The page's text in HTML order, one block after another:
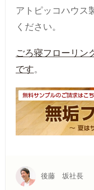
アトピッコハウス
ください。
ごろ寝フローリン
です。
後藤 坂社長